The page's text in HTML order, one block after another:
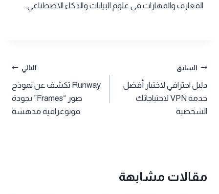
المعارف والمهارات في علوم البيانات والذكاء الاصطناعي.
تصفّح
المقالات
السابق
دليل احترافي لاختيار أفضل
خدمة VPN لاحتياجاتك
الشخصية
التالي
Runway تكشف عن نموذج
صور “Frames” بجودة
فوتوغرافية مدهشة
مقالات مشابهة